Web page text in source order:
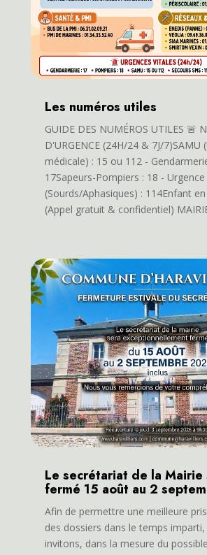
Les numéros utiles
GUIDE DES NUMÉROS UTILES 🚨
D'URGENCE (24H/24 & 7J/7)SAMU
médicale) : 15 ou 112 -
17Sapeurs-Pompiers : 18 - Urgence
(Sourds/Aphasiques) : 114Enfant
(Appel gratuit & confidentiel)
Le secrétariat de la Mairie
fermé 15 août au 2
Afin de permettre une meilleure
des dossiers dans le temps
invitons, dans la mesure du